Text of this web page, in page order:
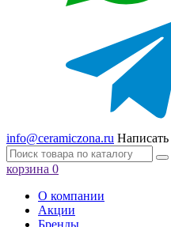
info@ceramiczona.ru
корзина 0
О компании
Акции
Бренды